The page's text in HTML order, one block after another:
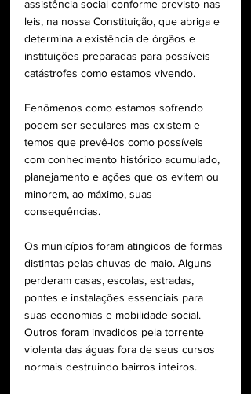
assistência social conforme previsto nas
leis, na nossa Constituição, que abriga e
determina a existência de órgãos e
instituições preparadas para possíveis
catástrofes como estamos vivendo.
Fenômenos como estamos sofrendo
podem ser seculares mas existem e
temos que prevê-los como possíveis
com conhecimento histórico acumulado,
planejamento e ações que os evitem ou
minorem, ao máximo, suas
consequências.
Os municípios foram atingidos de formas
distintas pelas chuvas de maio. Alguns
perderam casas, escolas, estradas,
pontes e instalações essenciais para
suas economias e mobilidade social.
Outros foram invadidos pela torrente
violenta das águas fora de seus cursos
normais destruindo bairros inteiros.